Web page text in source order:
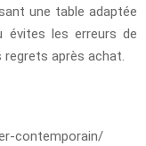
une table adaptée
les erreurs de
après achat.
contemporain/